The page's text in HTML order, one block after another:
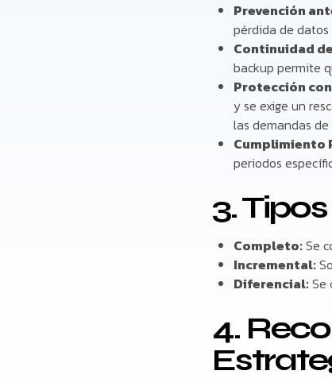
Prevención
pérdida de
Continuidad
backup permite
Protección
y se exige un
las demandas
Cumplimiento
periodos
3.
Completo:Se
Incremental:
Diferencial:Se
4.